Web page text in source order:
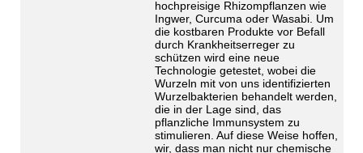
hochpreisige Rhizompflanzen wie
Ingwer, Curcuma oder Wasabi. Um
die kostbaren Produkte vor Befall
durch Krankheitserreger zu
schützen wird eine neue
Technologie getestet, wobei die
Wurzeln mit von uns identifizierten
Wurzelbakterien behandelt werden,
die in der Lage sind, das
pflanzliche Immunsystem zu
stimulieren. Auf diese Weise hoffen,
wir, dass man nicht nur chemische